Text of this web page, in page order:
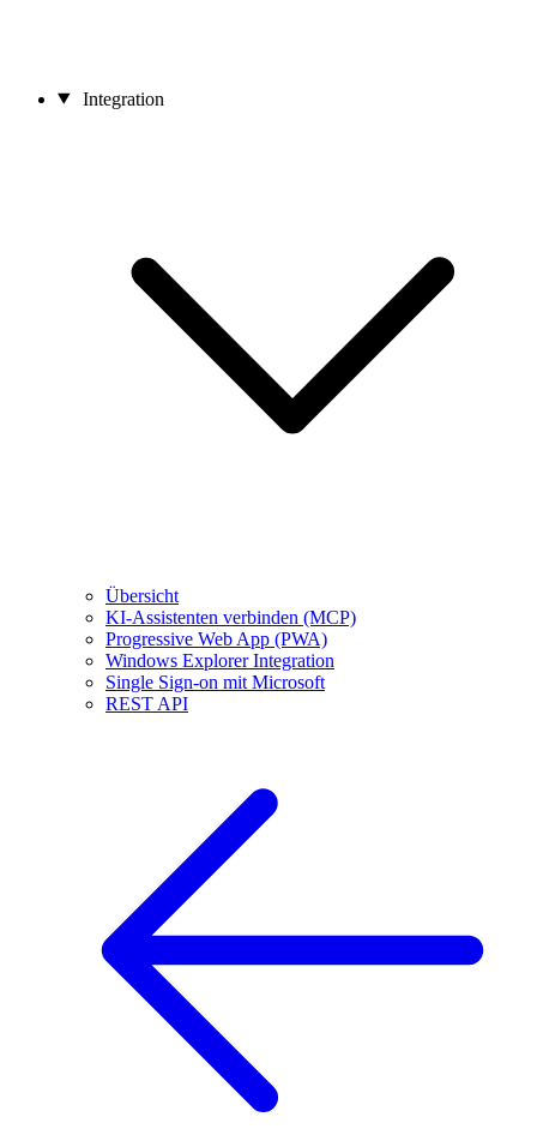
Integration
Übersicht
KI-Assistenten verbinden (MCP)
Progressive Web App (PWA)
Windows Explorer Integration
Single Sign-on mit Microsoft
REST API